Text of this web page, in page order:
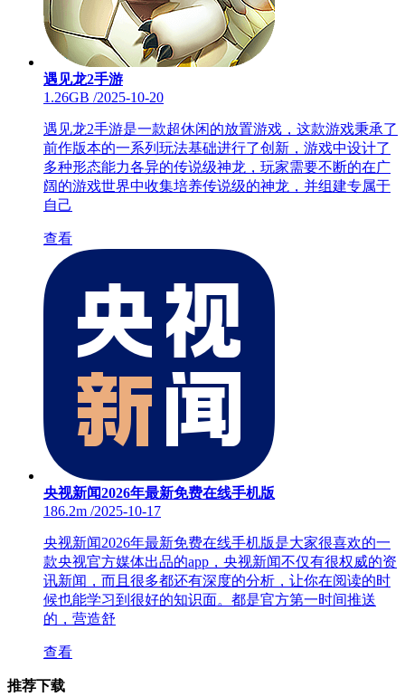
遇见龙2手游
1.26GB /2025-10-20
遇见龙2手游是一款超休闲的放置游戏，这款游戏秉承了
前作版本的一系列玩法基础进行了创新，游戏中设计了
多种形态能力各异的传说级神龙，玩家需要不断的在广
阔的游戏世界中收集培养传说级的神龙，并组建专属于
自己
查看
央视新闻2026年最新免费在线手机版
186.2m /2025-10-17
央视新闻2026年最新免费在线手机版是大家很喜欢的一
款央视官方媒体出品的app，央视新闻不仅有很权威的资
讯新闻，而且很多都还有深度的分析，让你在阅读的时
候也能学习到很好的知识面。都是官方第一时间推送
的，营造舒
查看
推荐下载